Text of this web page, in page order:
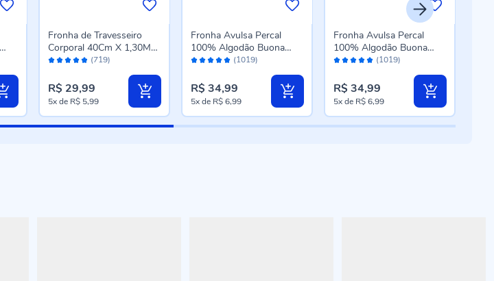
Avaliação: (719)
Fronha de Travesseiro
Corporal 40Cm X 1,30M
Buona Fortuna - Cinza
R$ 29,99
5xde R$ 5,99
Avaliação: (1019)
Fronha Avulsa Percal
100% Algodão Buona
Fortuna - Cinza
R$ 34,99
5xde R$ 6,99
Avaliação: (1019)
Fronha Avulsa Percal
100% Algodão Buona
Fortuna - Cru
R$ 34,99
5xde R$ 6,99